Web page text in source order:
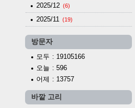
2025/12 (6)
2025/11 (19)
방문자
모두 : 19105166
오늘 : 596
어제 : 13757
바깥 고리